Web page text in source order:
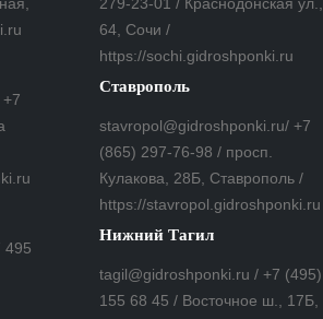
495
279-23-01 / Краснодонская ул.,
64, Сочи /
https://sochi.gidroshponki.ru
Ставрополь
stavropol@gidroshponki.ru/ +7
(865) 297-76-98 / просп.
Кулакова, 28Б, Ставрополь /
https://stavropol.gidroshponki.ru
Нижний Тагил
tagil@gidroshponki.ru / +7 (495)
155 68 45 / Восточное ш., 17Б,